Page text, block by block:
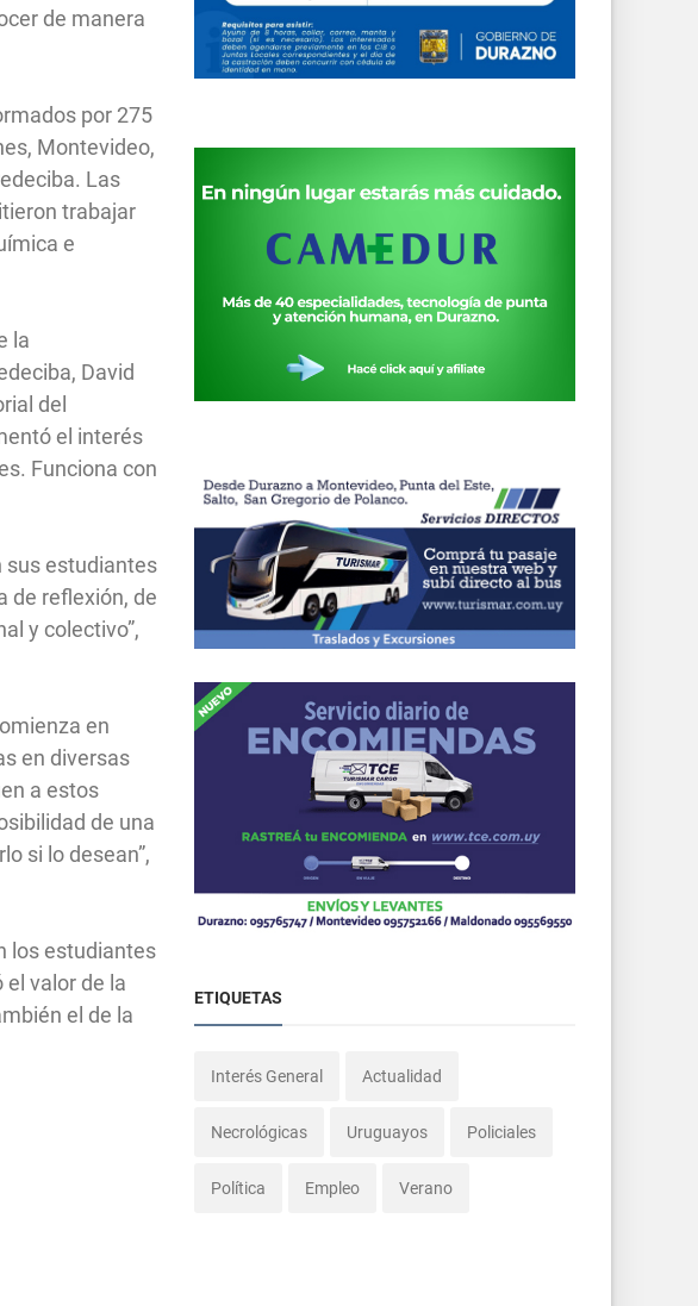
de manera
por 275
Montevideo,
Las
trabajar
e
la
David
del
el interés
Funciona con
sus estudiantes
de reflexión, de
y colectivo”,
en
en diversas
a estos
de una
si lo desean”,
los estudiantes
valor de la
el de la
ETIQUETAS
Interés General Actualidad
Necrológicas Uruguayos Policiales
Política Empleo Verano